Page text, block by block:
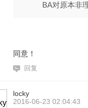
BA对原本非
同意！
回复
locky
2016-06-23 02:04:43